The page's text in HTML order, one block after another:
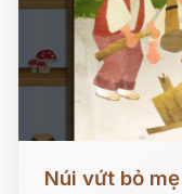
Núi vứt bỏ